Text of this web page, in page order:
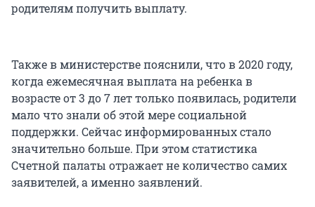
родителям получить выплату.
Также в министерстве пояснили, что в 2020 году,
когда ежемесячная выплата на ребенка в
возрасте от 3 до 7 лет только появилась, родители
мало что знали об этой мере социальной
поддержки. Сейчас информированных стало
значительно больше. При этом статистика
Счетной палаты отражает не количество самих
заявителей, а именно заявлений.